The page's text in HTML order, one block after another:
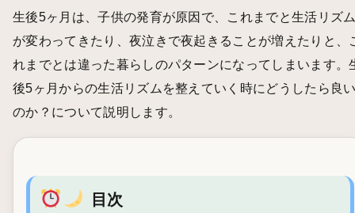
生後5ヶ月は、子供の発育が原因で、これまでと生活リズ
が変わってきたり、夜泣きで夜起きることが増えたりと、
れまでとは違った暮らしのパターンになってしまいます。
後5ヶ月からの生活リズムを整えていく時にどうしたら良
のか？について説明します。
目次